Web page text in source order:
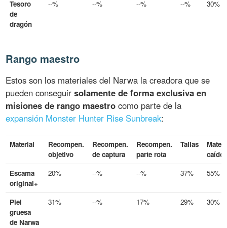
Tesoro
de
dragón
--% --% --% --% 30%
Rango maestro
Estos son los materiales del Narwa la creadora que se
pueden conseguirsolamente de forma exclusiva en
misiones de rango maestro como parte de la
expansión Monster Hunter Rise Sunbreak:
Material
Recompen.
objetivo
Recompen.
de captura
Recompen.
parte rota
Tallas
Escama
original+
20% --% --% 37% 55%
Piel
gruesa
de Narwa
31% --% 17% 29% 30%